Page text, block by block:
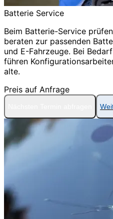
Batterie Service
Beim Batterie-Service
beraten zur passenden
und E-Fahrzeuge. Bei
führen
alte.
Preis auf Anfrage